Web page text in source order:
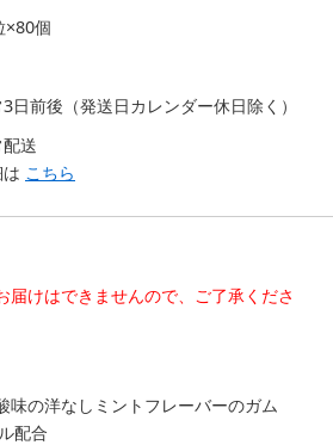
×80個
日前後（発送日カレンダー休日除く）
送
こちら
届けはできませんので、ご了承くださ
味の洋なしミントフレーバーのガム
配合